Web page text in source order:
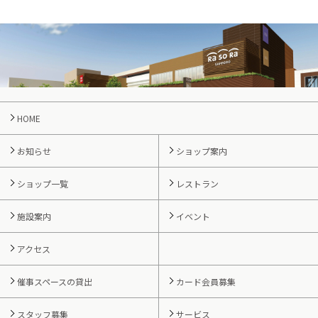
HOME
お知らせ ショップ案内
ショップ一覧 レストラン
施設案内 イベント
アクセス
催事スペースの貸出 カード会員募集
スタッフ募集 サービス